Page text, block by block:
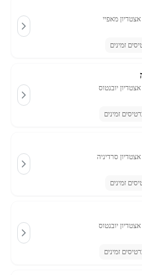
אצטדיון מאפיי
אצטדיון יובנטוס
אצטדיון סרדיניה
אצטדיון יובנטוס